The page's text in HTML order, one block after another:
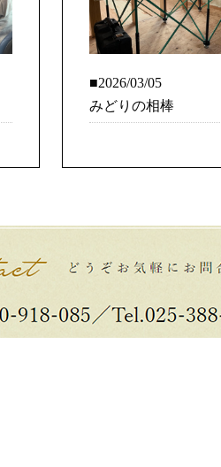
■2026/03/05
みどりの相棒